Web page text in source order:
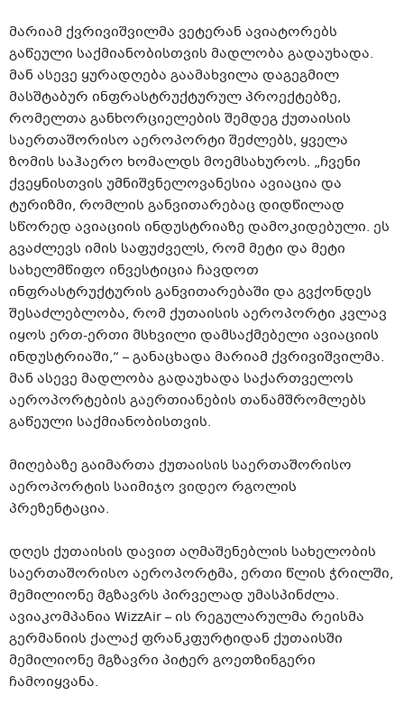
მარიამ ქვრივიშვილმა ვეტერან ავიატორებს
გაწეული საქმიანობისთვის მადლობა გადაუხადა.
მან ასევე ყურადღება გაამახვილა დაგეგმილ
მასშტაბურ ინფრასტრუქტურულ პროექტებზე,
რომელთა განხორციელების შემდეგ ქუთაისის
საერთაშორისო აეროპორტი შეძლებს, ყველა
ზომის საჰაერო ხომალდს მოემსახუროს. „ჩვენი
ქვეყნისთვის უმნიშვნელოვანესია ავიაცია და
ტურიზმი, რომლის განვითარებაც დიდწილად
სწორედ ავიაციის ინდუსტრიაზე დამოკიდებული. ეს
გვაძლევს იმის საფუძველს, რომ მეტი და მეტი
სახელმწიფო ინვესტიცია ჩავდოთ
ინფრასტრუქტურის განვითარებაში და გვქონდეს
შესაძლებლობა, რომ ქუთაისის აეროპორტი კვლავ
იყოს ერთ-ერთი მსხვილი დამსაქმებელი ავიაციის
ინდუსტრიაში,“ – განაცხადა მარიამ ქვრივიშვილმა.
მან ასევე მადლობა გადაუხადა საქართველოს
აეროპორტების გაერთიანების თანამშრომლებს
გაწეული საქმიანობისთვის.
მიღებაზე გაიმართა ქუთაისის საერთაშორისო
აეროპორტის საიმიჯო ვიდეო რგოლის
პრეზენტაცია.
დღეს ქუთაისის დავით აღმაშენებლის სახელობის
საერთაშორისო აეროპორტმა, ერთი წლის ჭრილში,
მემილიონე მგზავრს პირველად უმასპინძლა.
ავიაკომპანია WizzAir – ის რეგულარულმა რეისმა
გერმანიის ქალაქ ფრანკფურტიდან ქუთაისში
მემილიონე მგზავრი პიტერ გოეთზინგერი
ჩამოიყვანა.